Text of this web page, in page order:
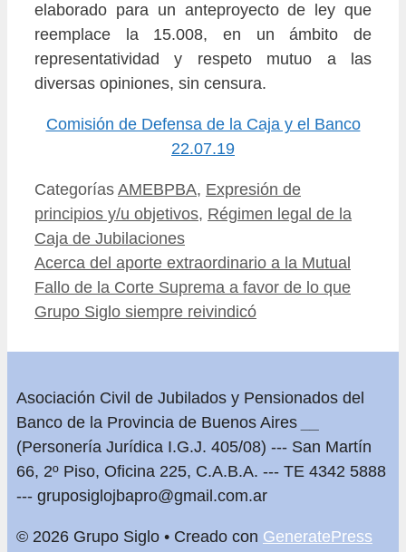
elaborado para un anteproyecto de ley que
reemplace la 15.008, en un ámbito de
representatividad y respeto mutuo a las
diversas opiniones, sin censura.
Comisión de Defensa de la Caja y el Banco
22.07.19
Categorías AMEBPBA, Expresión de
principios y/u objetivos, Régimen legal de la
Caja de Jubilaciones
Acerca del aporte extraordinario a la Mutual
Fallo de la Corte Suprema a favor de lo que
Grupo Siglo siempre reivindicó
Asociación Civil de Jubilados y Pensionados del
Banco de la Provincia de Buenos Aires
(Personería Jurídica I.G.J. 405/08) --- San Martín
66, 2º Piso, Oficina 225, C.A.B.A. --- TE 4342 5888
--- gruposiglojbapro@gmail.com.ar
© 2026 Grupo Siglo • Creado con GeneratePress